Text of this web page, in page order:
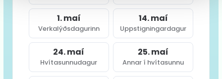
1. maí
Verkalýðsdagurinn
14. maí
Uppstigningardagur
24. maí
Hvítasunnudagur
25. maí
Annar í hvítasunnu